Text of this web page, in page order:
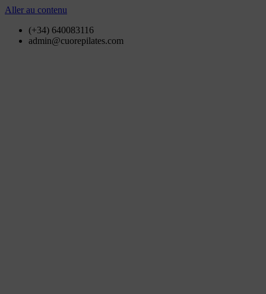
Aller au contenu
(+34) 640083116
admin@cuorepilates.com